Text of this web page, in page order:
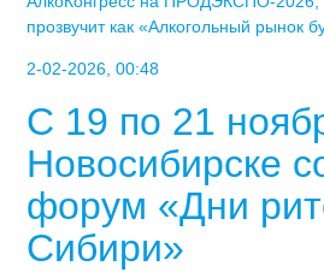
прозвучит как «Алкогольный рынок
2-02-2026, 00:48
С 19 по 21
Новосибирске
форум «Дни
Сибири»